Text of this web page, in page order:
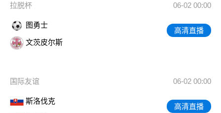
拉脱杯 06-02 00:00
图勇士
文茨皮尔斯
高清直播
国际友谊 06-02 00:00
斯洛伐克
高清直播